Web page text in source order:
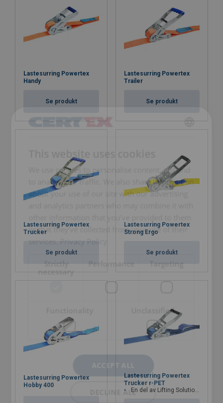
Lastesurring Powertex
Handy
Se produkt
Lastesurring Powertex
Trailer
Se produkt
Lastesurring Powertex
Trucker
Se produkt
Lastesurring Powertex
Strong Ergo
Se produkt
Lastesurring Powertex
Hobby 400
Lastesurring Powertex
Trucker r-PET
En del av Lifting Solution Group's Aspire Range™
ENGLISH TRANSLATION
This website uses cookies
We use cookies to personalise content, ads and
to analyse our traffic. We also share information
about your use of our site with our advertising
or that they’ve collected from your use of their
services. Privacy Policy
Strictly
necessary
Performance Targeting
Unclassified
ACCEPT ALL
DECLINE ALL